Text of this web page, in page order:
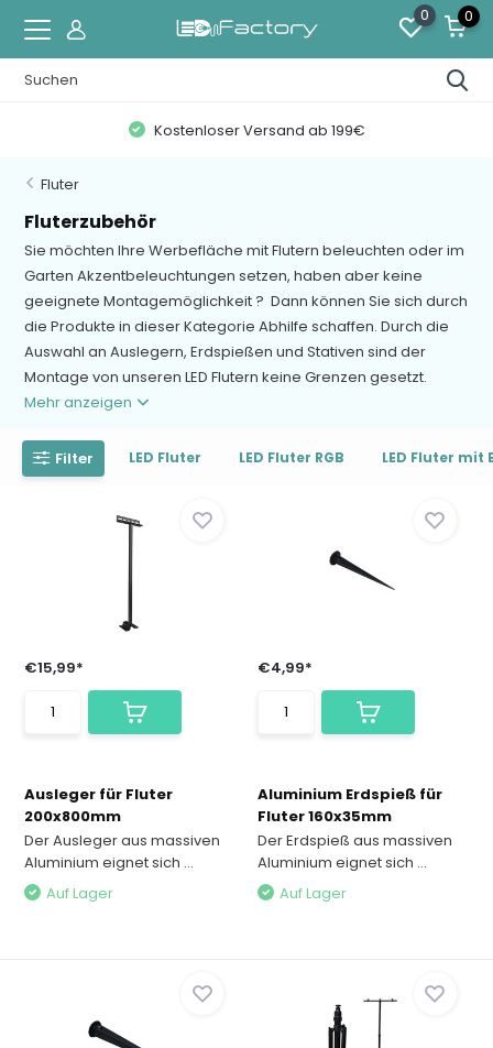
0 0
Kostenloser Versand ab 199€
Fluter
Fluterzubehör
Sie möchten Ihre Werbefläche mit Flutern beleuchten oder im
Garten Akzentbeleuchtungen setzen, haben aber keine
geeignete Montagemöglichkeit ? Dann können Sie sich durch
die Produkte in dieser Kategorie Abhilfe schaffen. Durch die
Auswahl an Auslegern, Erdspießen und Stativen sind der
Montage von unseren LED Flutern keine Grenzen gesetzt.
Mehr anzeigen
Filter LED Fluter LED Fluter RGB LED Fluter mit
€15,99*
Ausleger für Fluter
200x800mm
Der Ausleger aus massiven
Aluminium eignet sich ...
Auf Lager
€4,99*
Aluminium Erdspieß für
Fluter 160x35mm
Der Erdspieß aus massiven
Aluminium eignet sich ...
Auf Lager